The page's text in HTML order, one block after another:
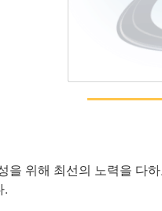
위해 최선의 노력을 다
.